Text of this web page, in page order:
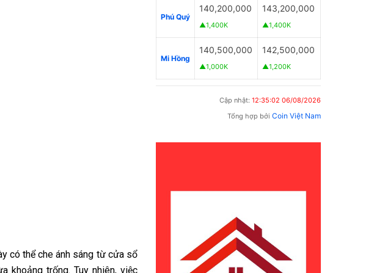
có thể che ánh sáng từ cửa sổ
khoảng trống. Tuy nhiên, việc
Phú Quý
140,200,000
▲1,400K
143,200,000
▲1,400K
Mi Hồng
140,500,000
▲1,000K
142,500,000
▲1,200K
Cập nhật: 12:35:02 06/08/2026
Tổng hợp bởi Coin Việt Nam